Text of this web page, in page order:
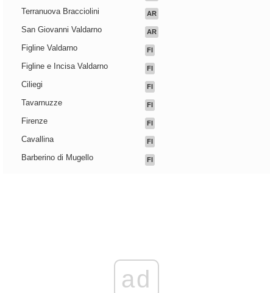
Terranuova Bracciolini AR
San Giovanni Valdarno AR
Figline Valdarno FI
Figline e Incisa Valdarno FI
Ciliegi FI
Tavarnuzze FI
Firenze FI
Cavallina FI
Barberino di Mugello FI
ad